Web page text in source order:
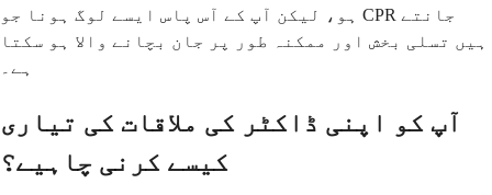
ہو، لیکن آپ کے آس پاس ایسے لوگ ہونا جو CPR جانتے
ہیں تسلی بخش اور ممکنہ طور پر جان بچانے والا ہو سکتا
ہے۔
آپ کو اپنی ڈاکٹر کی ملاقات کی تیاری
کیسے کرنی چاہیے؟